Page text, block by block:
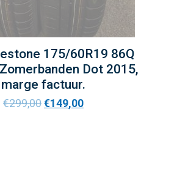
175/60R19 86Q
Dot 2015,
marge factuur.
€299,00€149,00